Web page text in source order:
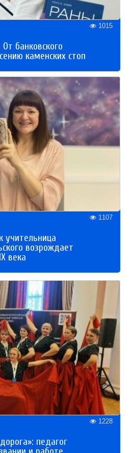
1015
банковского
каменских стоп
1107
учительница
возрождает
века
1228
педагог